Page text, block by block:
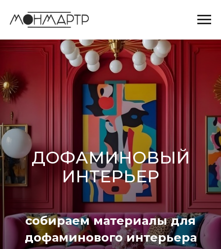
ДОФАМИНОВЫЙ
ИНТЕРЬЕР
собираем материалы для
дофаминового интерьера